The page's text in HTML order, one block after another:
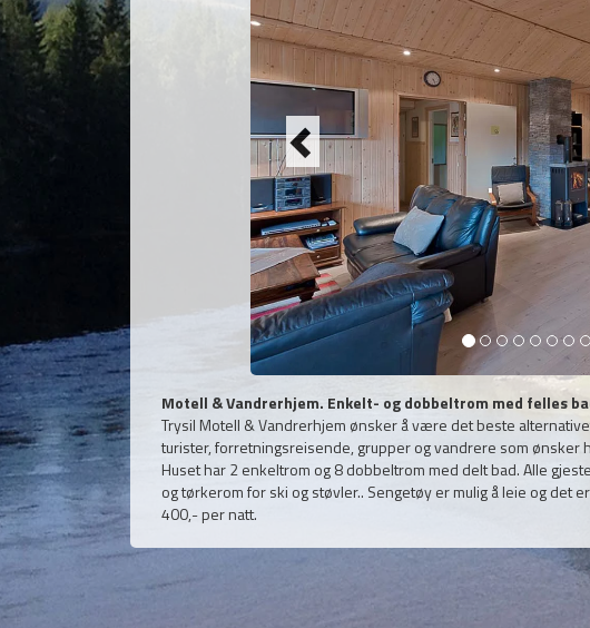
Motell & Vandrerhjem. Enkelt- og dobbeltrom med felles
Trysil Motell & Vandrerhjem ønsker å være det beste
turister, forretningsreisende, grupper og vandrere som ønsker
Huset har 2 enkeltrom og 8 dobbeltrom med delt bad. Alle
og tørkerom for ski og støvler.. Sengetøy er mulig å leie og det
400,- per natt.